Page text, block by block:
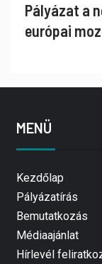
Pályázat a
európai
MENÜ
Kezdőlap
Pályázatírás
Bemutatkozás
Médiaajánlat
Hírlevél